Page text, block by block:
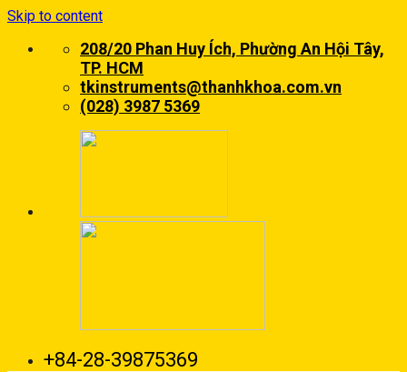
Skip to content
208/20 Phan Huy Ích, Phường An Hội Tây,
TP. HCM
tkinstruments@thanhkhoa.com.vn
(028) 3987 5369
+84-28-39875369